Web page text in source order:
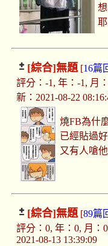
耶
[綜合]無題[16篇
評分：-1, 年：-1, 月
新：2021-08-22
燒FB為什
已經貼過
又有人嗆
[綜合]無題[89篇
評分：0, 年：0, 月：
2021-08-13 13:39:09